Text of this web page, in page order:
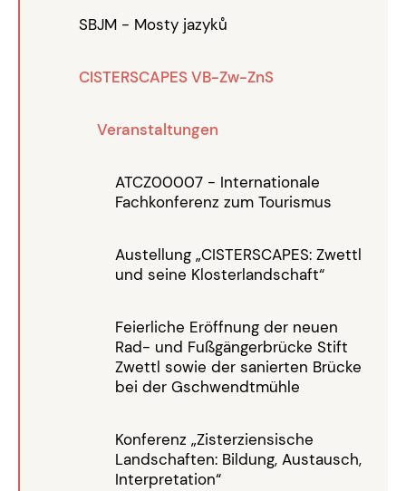
SBJM - Mosty jazyků
CISTERSCAPES VB-Zw-ZnS
Veranstaltungen
ATCZ00007 - Internationale
Fachkonferenz zum Tourismus
Austellung „CISTERSCAPES: Zwettl
und seine Klosterlandschaft“
Feierliche Eröffnung der neuen
Rad- und Fußgängerbrücke Stift
Zwettl sowie der sanierten Brücke
bei der Gschwendtmühle
Konferenz „Zisterziensische
Landschaften: Bildung, Austausch,
Interpretation“